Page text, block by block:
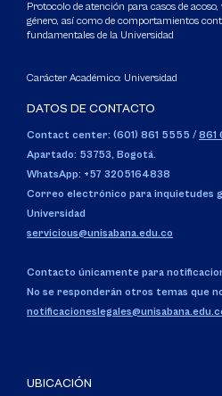
Protocolo de atención para casos de
género, así como de comportamientos
fundamentales de la Universidad
Carácter Académico: Universidad
DATOS DE CONTACTO
Contact center: (601) 861 5555 / 861
Apartado: 53753, Bogotá.
WhatsApp: +57 3205164838
Correo electrónico para inquietudes
Universidad
servicious@unisabana.edu.co
Contacto únicamente para
No se responderán otros temas que
UBICACIÓN